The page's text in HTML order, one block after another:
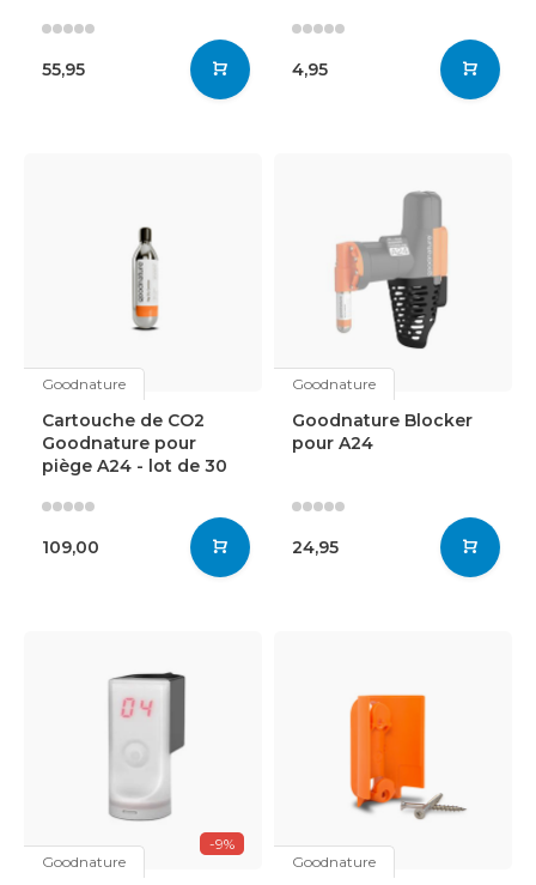
55,95 4,95
Goodnature
Cartouche de CO2
Goodnature pour
piège A24 - lot de 30
109,00
Goodnature
Goodnature Blocker
pour A24
24,95
-9%
Goodnature
Goodnature